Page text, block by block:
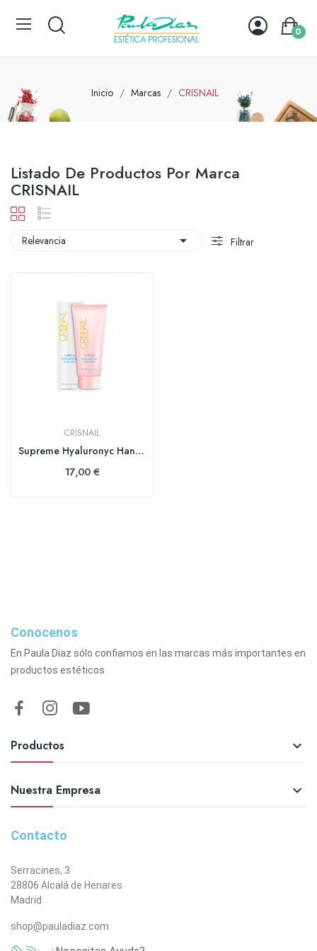
0
Inicio Marcas CRISNAIL
Listado De Productos Por Marca
CRISNAIL
Relevancia  Filtrar
CRISNAIL
Supreme Hyaluronyc Hand Cream 75 ml
17,00 €
Conocenos
En Paula Diaz sólo confiamos en las marcas más importantes en
productos estéticos
Productos 
Nuestra Empresa 
Contacto
Serracines, 3
28806 Alcalá de Henares
Madrid
shop@pauladiaz.com